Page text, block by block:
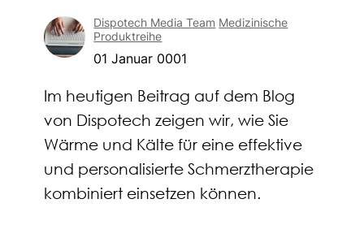
Dispotech Media Team Medizinische
Produktreihe
01 Januar 0001
Im heutigen Beitrag auf dem Blog
von Dispotech zeigen wir, wie Sie
Wärme und Kälte für eine effektive
und personalisierte Schmerztherapie
kombiniert einsetzen können.